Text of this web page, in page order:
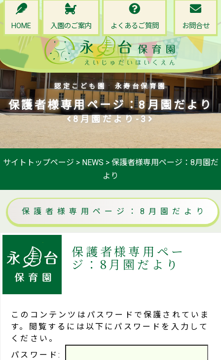
HOME 入園のご案内 よくあるご質問 お問合せ
認定こども園 永寿台保育園
保護者様専用ページ：8月園だより
8月園だより-3
サイトトップページ > NEWS > 保護者様専用ページ：8月園だ
より
保護者様専用ページ：8月園だより
保護者様専用ペー
ジ：8月園だより
このコンテンツはパスワードで保護されていま
す。閲覧するには以下にパスワードを入力して
ください。
パスワード: